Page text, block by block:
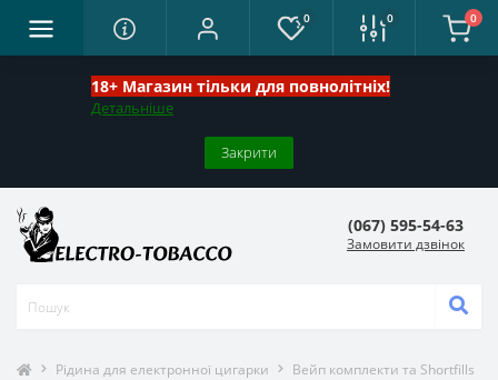
18+ Магазин тільки для повнолітніх!
Детальніше
Закрити
0 0 0
(067) 595-54-63
Замовити дзвінок
Рідина для електронної цигарки Вейп комплекти та Shortfills